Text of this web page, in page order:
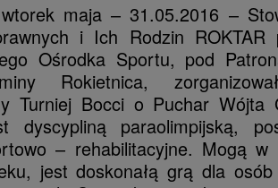
maja – 31.05.2016 –
i Ich Rodzin ROKTAR
Ośrodka Sportu, pod
Rokietnica,
Turniej Bocci o Puchar Wójta
dyscypliną paraolimpijską,
– rehabilitacyjne. Mogą w
jest doskonałą grą dla osób